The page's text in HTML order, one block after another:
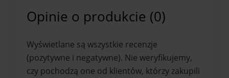
Opinie o produkcie (0)
Wyświetlane są wszystkie recenzje
(pozytywne i negatywne). Nie weryfikujemy,
czy pochodzą one od klientów, którzy zakupili